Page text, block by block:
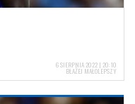
6 SIERPNIA 2022 | 20:10
BŁAŻEJ MAŁOLEPSZY